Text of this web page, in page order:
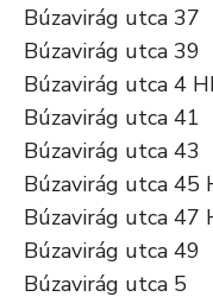
Búzavirág utca 37
Búzavirág utca 39
Búzavirág utca 4
Búzavirág utca 41
Búzavirág utca 43
Búzavirág utca 45
Búzavirág utca 47
Búzavirág utca 49
Búzavirág utca 5